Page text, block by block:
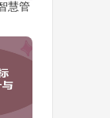
慧管